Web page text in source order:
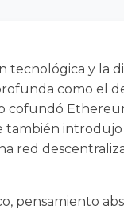
tecnológica y la
como el
cofundó
red
pensamiento